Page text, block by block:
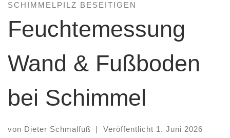
SCHIMMELPILZ BESEITIGEN
Feuchtemessung
Wand & Fußboden
bei Schimmel
von Dieter Schmalfuß | Veröffentlicht 1. Juni 2026